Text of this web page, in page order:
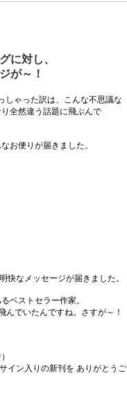
に対し、
が～！
ゃった訳は、こんな不思議な
全然違う話題に飛ぶんで
お便りが届きました。
なメッセージが届きました。
ベストセラー作家。
んでいたんですね。さすが～！
イン入りの新刊を ありがとうご